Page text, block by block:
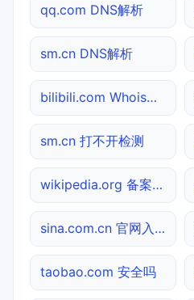
qq.com DNS解析
sm.cn DNS解析
bilibili.com Whois查询
sm.cn 打不开检测
wikipedia.org 备案查询
sina.com.cn 官网入口
taobao.com 安全吗